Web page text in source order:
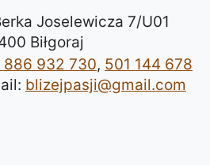
Joselewicza 7/U01
Biłgoraj
886 932 730, 501 144 678
blizejpasji@gmail.com